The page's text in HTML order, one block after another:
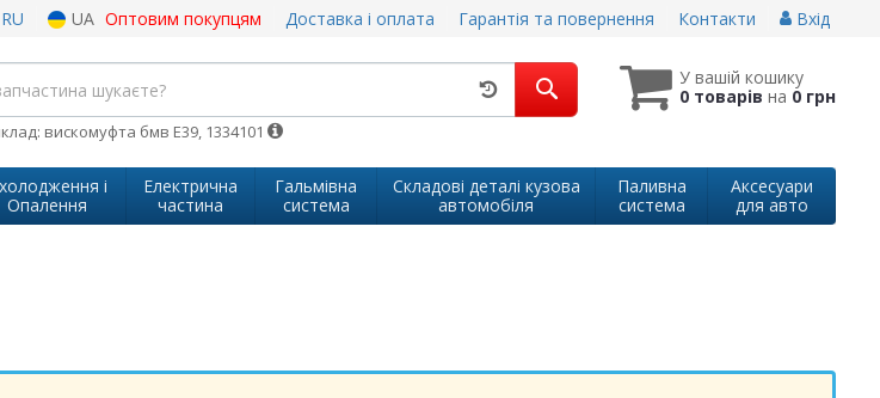
RU UA Оптовим покупцям Доставка і оплата Гарантія та повернення Контакти Вхід
У вашій кошику
0 товарів на 0 грн
вискомуфта бмв Е39, 1334101
і
Опалення
Електрична
частина
Гальмівна
система
Складові деталі кузова
автомобіля
Паливна
система
Аксесуари
для авто